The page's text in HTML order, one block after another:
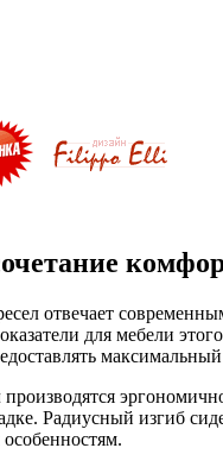
отвечает
для мебели
производятся
Радиусный изгиб